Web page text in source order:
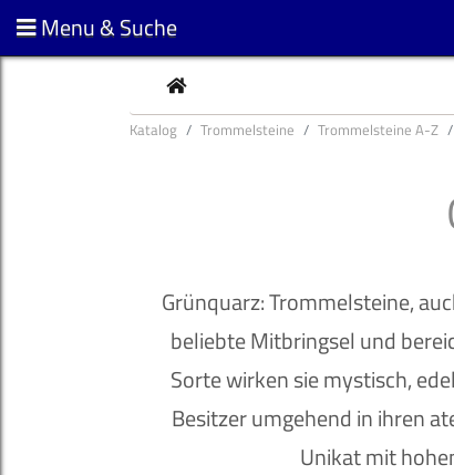
Menu & Suche
CURRENT
Katalog Trommelsteine Trommelsteine A-Z
Grünquarz: Trommelsteine,
beliebte Mitbringsel und
Sorte wirken sie mystisch,
Besitzer umgehend in ihren
Unikat mit